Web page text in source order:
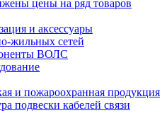
цены на ряд товаров
и аксессуары
жильных сетей
ВОЛС
и пожароохранная продукция
подвески кабелей связи